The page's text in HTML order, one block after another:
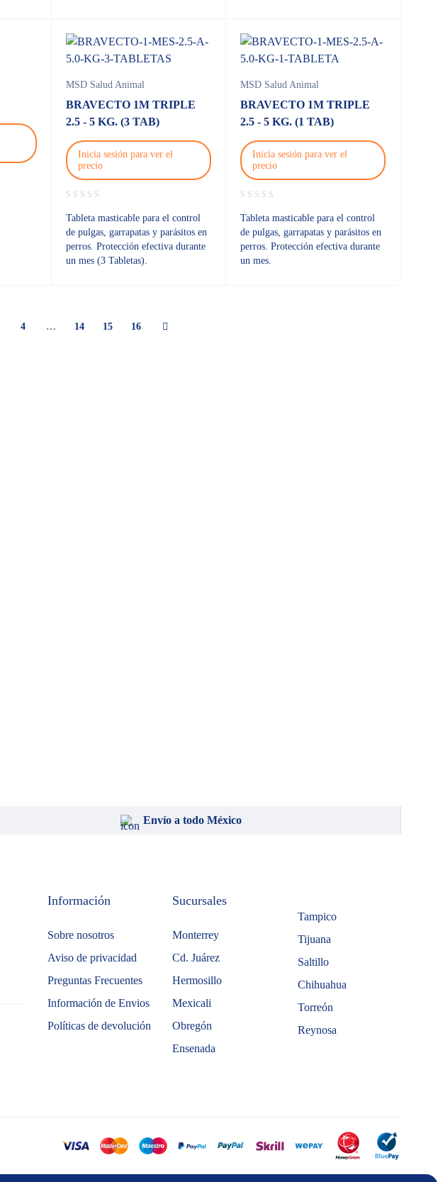
MSD Salud Animal
BRAVECTO 1M TRIPLE
2.5 - 5 KG. (3 TAB)
Inicia sesión para ver el
precio
Tableta masticable para el control
de pulgas, garrapatas y parásitos en
perros. Protección efectiva durante
un mes (3 Tabletas).
MSD Salud Animal
BRAVECTO 1M TRIPLE
2.5 - 5 KG. (1 TAB)
Inicia sesión para ver el
precio
Tableta masticable para el control
de pulgas, garrapatas y parásitos en
perros. Protección efectiva durante
un mes.
4 … 14 15 16
Envío a todo México
Información
Sobre nosotros
Aviso de privacidad
Preguntas Frecuentes
Información de Envios
Políticas de devolución
Sucursales
Monterrey
Cd. Juárez
Hermosillo
Mexicali
Obregón
Ensenada
Tampico
Tijuana
Saltillo
Chihuahua
Torreón
Reynosa